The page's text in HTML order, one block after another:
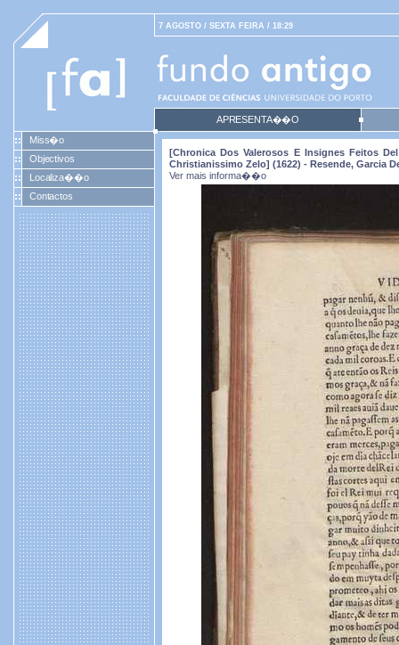
7 AGOSTO / SEXTA FEIRA / 18:29
APRESENTA��O
Miss�o
Objectivos
Localiza��o
Contactos
[Chronica Dos Valerosos E Insignes Feitos
Christianissimo Zelo] (1622) - Resende, Garcia
Ver mais informa��o